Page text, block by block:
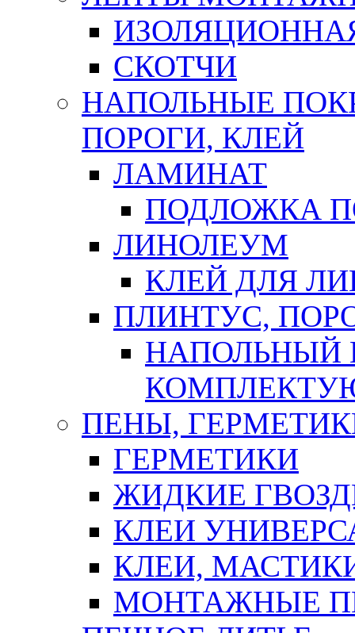
СКОТЧИ
НАПОЛЬНЫЕ
ПОРОГИ, КЛЕЙ
ЛАМИНАТ
ПОДЛОЖКА
ЛИНОЛЕУМ
КЛЕЙ ДЛЯ
ПЛИНТУС,
НАПОЛЬНЫЙ
ПЕНЫ,
ГЕРМЕТИКИ
ЖИДКИЕ
КЛЕИ
КЛЕИ,
МОНТАЖНЫЕ